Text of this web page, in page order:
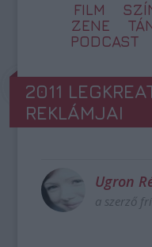
FILM
ZENE
PODCAST
2011
REKLÁMJAI
Ugron
a szerző